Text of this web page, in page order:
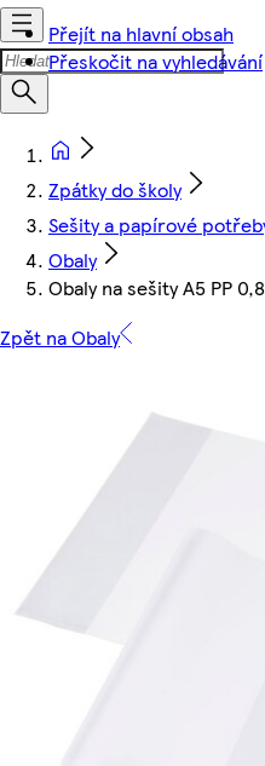
Přejít na hlavní obsah
Přeskočit na vyhledávání
Zpátky do školy
Sešity a papírové
Obaly
Obaly na sešity A5 PP
Zpět na Obaly